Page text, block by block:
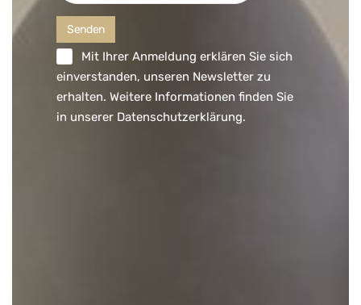
Mit Ihrer Anmeldung erklären Sie sich
einverstanden, unseren Newsletter zu
erhalten. Weitere Informationen finden Sie
in unserer Datenschutzerklärung.